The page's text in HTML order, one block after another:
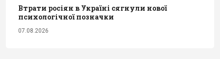
Втрати росіян в Україні сягнули нової
психологічної позначки
07.08.2026